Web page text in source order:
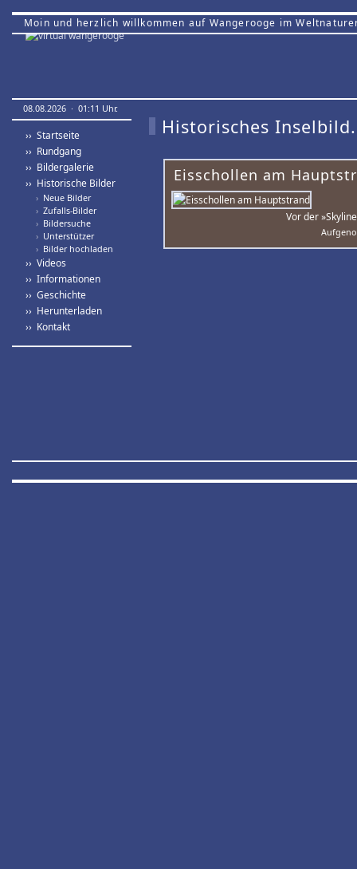
Moin und herzlich willkommen auf Wangerooge im
08.08.2026 · 01:11 Uhr.
›› Startseite
›› Rundgang
›› Bildergalerie
›› Historische Bilder
› Neue Bilder
› Zufalls-Bilder
› Bildersuche
› Unterstützer
› Bilder hochladen
›› Videos
›› Informationen
›› Geschichte
›› Herunterladen
›› Kontakt
Historisches Inselbild.
Eisschollen am
Vor der